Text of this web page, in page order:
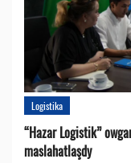
Logistika
“Hazar Logistik”
maslahatlaşdy